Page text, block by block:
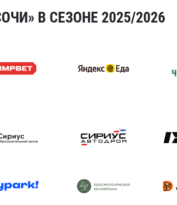
В СЕЗОНЕ 2025/2026